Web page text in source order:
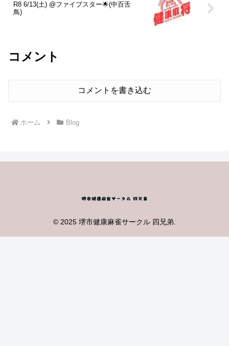
R8 6/13(土) @ファイブスター🌟(中百舌
鳥)
コメント
コメントを書き込む
ホーム Blog
© 2025 堺市健康麻雀サークル 四兄弟.